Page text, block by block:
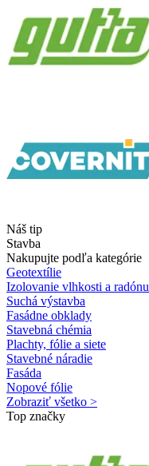
Náš tip
Stavba
Nakupujte podľa kategórie
Geotextílie
Izolovanie vlhkosti a radónu
Suchá výstavba
Fasádne obklady
Stavebná chémia
Plachty, fólie a siete
Stavebné náradie
Fasáda
Nopové fólie
Zobraziť všetko >
Top značky